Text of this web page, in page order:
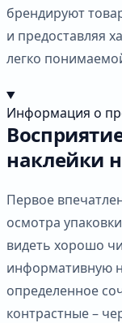
брендируют
и предоставляя
легко
Информация о
наклейки
Первое
осмотра
видеть хорошо
информативную
определенное
контрастные –